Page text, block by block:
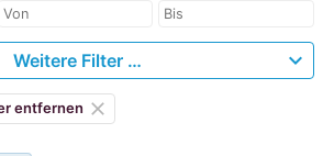
Weitere Filter … expand_more
entfernen clear